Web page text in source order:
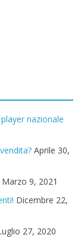
nazionale
Aprile 30,
Marzo 9, 2021
Dicembre 22,
27, 2020